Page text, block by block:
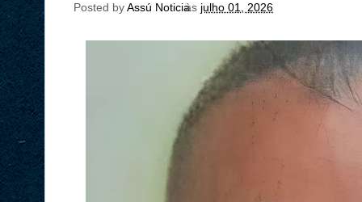
Posted byAssú Noticia
às julho 01, 2026